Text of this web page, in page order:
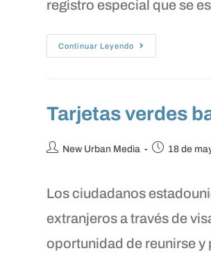
registro especial que se
Continuar Leyendo
Tarjetas verdes
New Urban Media 18 de
Los ciudadanos
extranjeros a través de
oportunidad de reunirse